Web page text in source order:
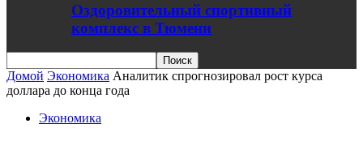
Оздоровительный спортивный
комплекс в Тюмени
Домой Экономика Аналитик спрогнозировал рост курса
доллара до конца года
Экономика